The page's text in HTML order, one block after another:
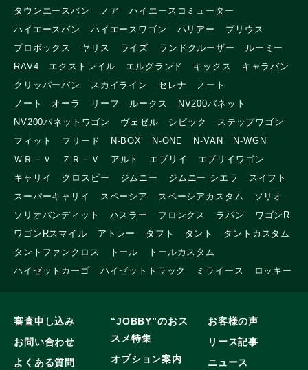
タウンエースバン
ノア
ハイエースコミューター
ハイエースバン
ハイエースワゴン ハリアー
プリウス
プロボックス
ヤリス ライズ ランドクルーザー
ルーミー
RAV4
エクストレイル エルグランド キックス
キャラバン
クリッパーバン
スカイライン セレナ
ノート
ノート オーラ
リーフ ルークス
NV200バネット
NV200バネットワゴン
ヴェゼル シビック
ステップワゴン
フィット
フリード N-BOX N-ONE N-VAN
N-WGN
ＷＲ－Ｖ
ＺＲ－Ｖ アルト エブリイ
エブリイワゴン
キャリイ
クロスビー ジムニー ジムニー シエラ
スイフト
スーパーキャリイ
スペーシア スペーシアカスタム
ソリオ
ソリオバンディット
ハスラー フロンクス ラパン
ワゴンR
ワゴンRスマイル
アトレー タフト タント
タントカスタム
タントファンクロス
トール
トールカスタム
ハイゼットカーゴ
ハイゼットトラック ミライース ロッキー
審査申し込み
お問い合わせ
よくある質問
“JOBBY”のおス
スメ特集
オプション案内
お客様の声
リース記事
ニュース